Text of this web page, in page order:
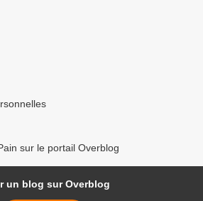
sur le portail Overblog
un blog sur Overblog